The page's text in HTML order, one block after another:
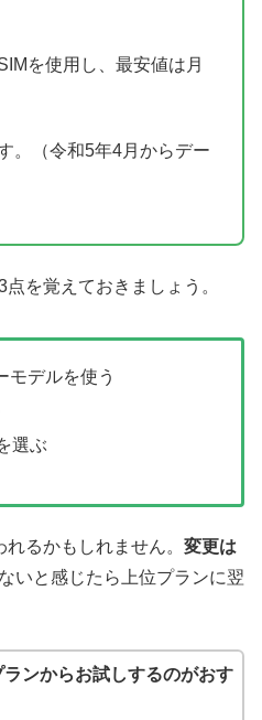
を使用し、最安値は月
。（令和5年4月からデー
を覚えておきましょう。
モデルを使う
選ぶ
るかもしれません。 変更は
いと感じたら上位プランに翌
ランからお試しするのがおす